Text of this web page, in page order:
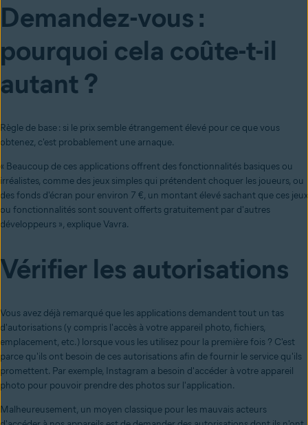
Demandez-vous :
pourquoi cela coûte-t-il
autant ?
Règle de base : si le prix semble étrangement élevé pour ce que vous
obtenez, c'est probablement une arnaque.
« Beaucoup de ces applications offrent des fonctionnalités basiques ou
irréalistes, comme des jeux simples qui prétendent choquer les joueurs, ou
des fonds d'écran pour environ 7 €, un montant élevé sachant que ces jeux
ou fonctionnalités sont souvent offerts gratuitement par d'autres
développeurs », explique Vavra.
Vérifier les autorisations
Vous avez déjà remarqué que les applications demandent tout un tas
d'autorisations (y compris l'accès à votre appareil photo, fichiers,
emplacement, etc.) lorsque vous les utilisez pour la première fois ? C'est
parce qu'ils ont besoin de ces autorisations afin de fournir le service qu'ils
promettent. Par exemple, Instagram a besoin d'accéder à votre appareil
photo pour pouvoir prendre des photos sur l'application.
Malheureusement, un moyen classique pour les mauvais acteurs